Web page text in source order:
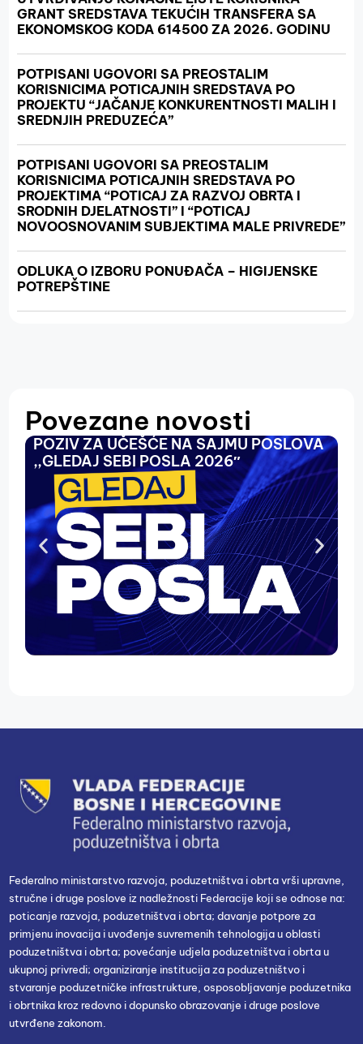
GRANT SREDSTAVA TEKUĆIH TRANSFERA SA
EKONOMSKOG KODA 614500 ZA 2026. GODINU
POTPISANI UGOVORI SA PREOSTALIM
KORISNICIMA POTICAJNIH SREDSTAVA PO
PROJEKTU “JAČANJE KONKURENTNOSTI MALIH I
SREDNJIH PREDUZEĆA”
POTPISANI UGOVORI SA PREOSTALIM
KORISNICIMA POTICAJNIH SREDSTAVA PO
PROJEKTIMA “POTICAJ ZA RAZVOJ OBRTA I
SRODNIH DJELATNOSTI” I “POTICAJ
NOVOOSNOVANIM SUBJEKTIMA MALE PRIVREDE”
ODLUKA O IZBORU PONUĐAČA – HIGIJENSKE
POTREPŠTINE
Povezane novosti
POZIV ZA UČEŠĆE NA SAJMU POSLOVA
,,GLEDAJ SEBI POSLA 2026″
Federalno ministarstvo razvoja, poduzetništva i obrta vrši upravne,
stručne i druge poslove iz nadležnosti Federacije koji se odnose na:
poticanje razvoja, poduzetništva i obrta; davanje potpore za
primjenu inovacija i uvođenje suvremenih tehnologija u oblasti
poduzetništva i obrta; povećanje udjela poduzetništva i obrta u
ukupnoj privredi; organiziranje institucija za poduzetništvo i
stvaranje poduzetničke infrastrukture, osposobljavanje poduzetnika
i obrtnika kroz redovno i dopunsko obrazovanje i druge poslove
utvrđene zakonom.